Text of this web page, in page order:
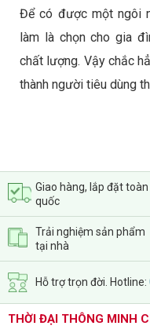
Để có được một ngôi
làm là chọn cho gia
chất lượng. Vậy chắc
thành người tiêu dùng
Giao hàng, lắp đặt toàn
quốc
Trải nghiệm sản phẩm
tại nhà
Hỗ trợ trọn đời. Hotline:
THỜI ĐẠI THÔNG MINH